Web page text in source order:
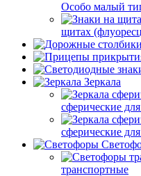
Особо малый
щитах
Зеркала
сферические
сферические
транспортные